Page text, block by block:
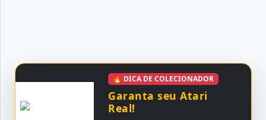
🔥 DICA DE COLECIONADOR
Garanta seu Atari
Real!